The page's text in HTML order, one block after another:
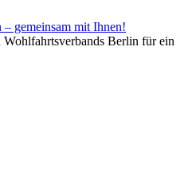
gemeinsam mit Ihnen!
Berlin für ein